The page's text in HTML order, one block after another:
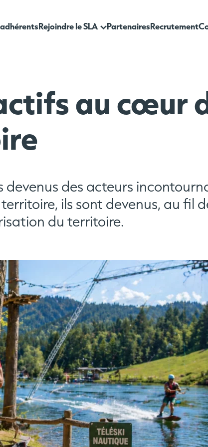
Atouts et enjeux territoriaux
Rejoindre le SLA PartenairesRecrutement
au cœur
devenus des acteurs
ils sont devenus, au fil
du territoire.